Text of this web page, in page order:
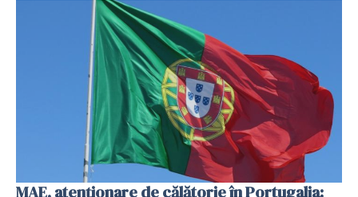
MAE, atenţionare de călătorie în Portugalia: